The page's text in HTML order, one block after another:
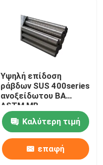
Υψηλή επίδοση
ράβδων SUS 400series
ανοξείδωτου BA
ASTM ΜΒ
Καλύτερη τιμή
επαφή